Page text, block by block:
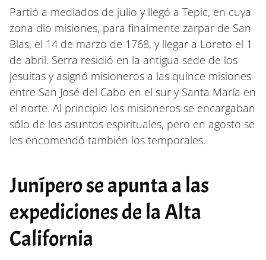
Partió a mediados de julio y llegó a Tepic, en cuya
zona dio misiones, para finalmente zarpar de San
Blas, el 14 de marzo de 1768, y llegar a Loreto el 1
de abril. Serra residió en la antigua sede de los
jesuitas y asignó misioneros a las quince misiones
entre San José del Cabo en el sur y Santa María en
el norte. Al principio los misioneros se encargaban
sólo de los asuntos espirituales, pero en agosto se
les encomendó también los temporales.
Junípero se apunta a las
expediciones de la Alta
California